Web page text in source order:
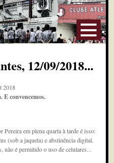
12/09/2018...
2018
E convencemos.
em plena quarta à tarde é isso:
(sob a jaqueta) e abstinência digital.
não é permitido o uso de celulares...